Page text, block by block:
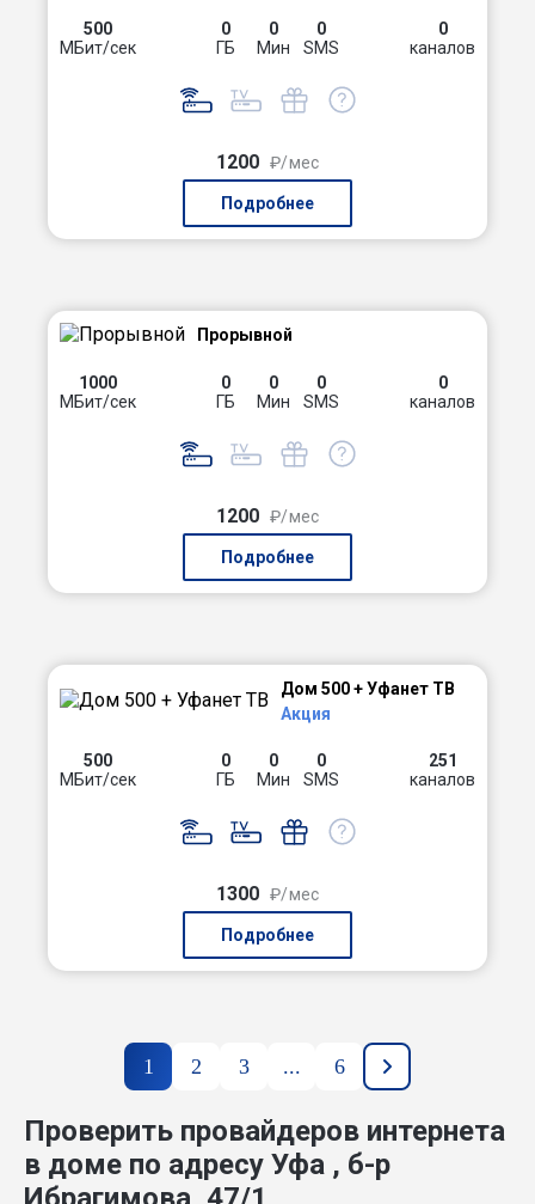
500
МБит/сек
0
ГБ
0
Мин
0
SMS
0
каналов
1200 ₽/мес
Подробнее
Прорывной
1000
МБит/сек
0
ГБ
0
Мин
0
SMS
0
каналов
1200 ₽/мес
Подробнее
Дом 500 + Уфанет ТВ
Акция
500
МБит/сек
0
ГБ
0
Мин
0
SMS
251
каналов
1300 ₽/мес
Подробнее
1 2 3 ... 6
Проверить провайдеров интернета
в доме по адресу Уфа , б-р